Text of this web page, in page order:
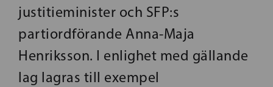
justitieminister och SFP:s
partiordförande Anna-Maja
Henriksson. I enlighet med gällande
lag lagras till exempel